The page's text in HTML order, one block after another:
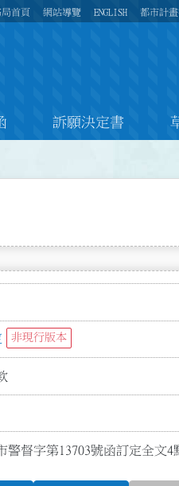
局首頁 網站導覽 ENGLISH 都市計
訴願決定書
非現行版本
警督字第13703號函訂定全文4